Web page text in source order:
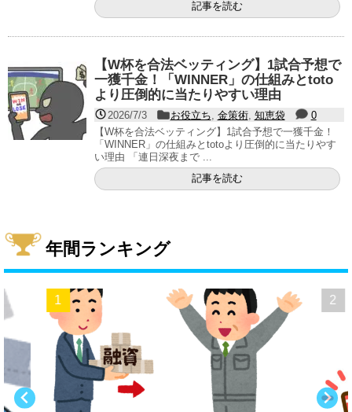
記事を読む
【W杯を合法ベッティング】1試合予想で
一獲千金！「WINNER」の仕組みとtoto
より圧倒的に当たりやすい理由
2026/7/3 お役立ち 金策術, 知恵袋
0
【W杯を合法ベッティング】1試合予想で一獲千金！
「WINNER」の仕組みとtotoより圧倒的に当たりやす
い理由 「連日深夜まで ...
記事を読む
年間ランキング